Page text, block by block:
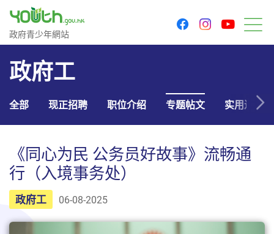
政府青少年网站
政府青少年網站
facebookinstagram
政府工
全部 现正招聘 职位介绍 专题帖文 实用连结
《同心为民 公务员好故事》流畅通
行（入境事务处）
政府工 06-08-2025